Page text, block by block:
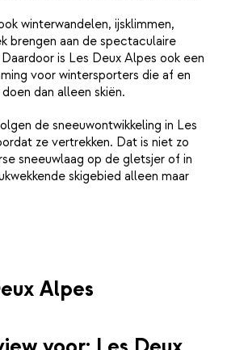
winterwandelen, ijsklimmen,
brengen aan de spectaculaire
is Les Deux Alpes ook een
voor wintersporters die af en
dan alleen skiën.
de sneeuwontwikkeling in Les
ze vertrekken. Dat is niet zo
sneeuwlaag op de gletsjer of in
skigebied alleen maar
Alpes